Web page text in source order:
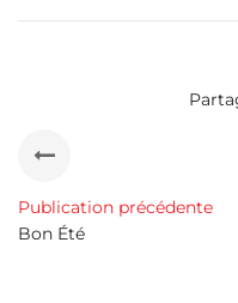
Publication précédente
Bon Été